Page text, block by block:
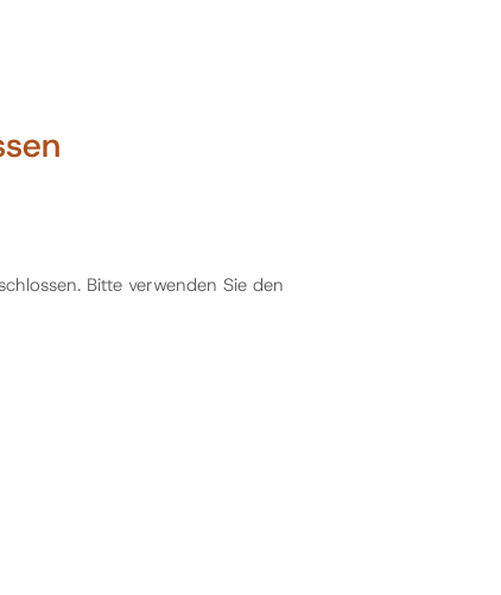
Bitte verwenden Sie den